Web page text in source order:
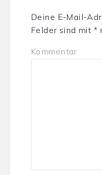
Deine E-Mail-
Felder sind mit *
Kommentar